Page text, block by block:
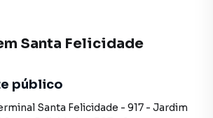
com metragens privativas
Projetos desenhados para
quartos amplos com absoluto
Santa Felicidade
público
Santa Felicidade - 917 - Jardim